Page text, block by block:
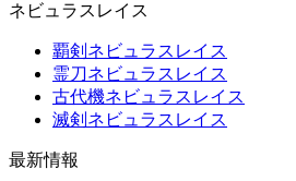
ネビュラスレイス
覇剣ネビュラスレイス
霊刀ネビュラスレイス
古代機ネビュラスレイス
滅剣ネビュラスレイス
最新情報